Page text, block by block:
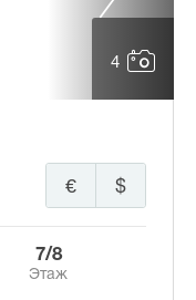
4
$
€
7/8
Этаж